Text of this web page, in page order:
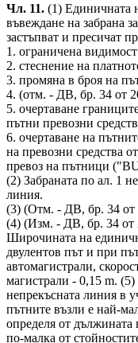
Чл. 11. (1) Единичната
въвеждане на забрана
застъпват и пресичат
1. ограничена
2. стеснение на
3. промяна в броя на
4. (отм. - ДВ, бр. 34 от
5. очертаване
пътни превозни
6. очертаване на
на превозни средства
превоз на пътници
(2) Забраната по ал. 1
линия.
(3) (Отм. - ДВ, бр. 34 от
(4) (Изм. - ДВ, бр. 34 от
Широчината на
двулентов път и при
автомагистрали,
магистрали - 0,15 m.
непрекъсната линия в
пътните възли е най-
определя от дължината
по-малка от